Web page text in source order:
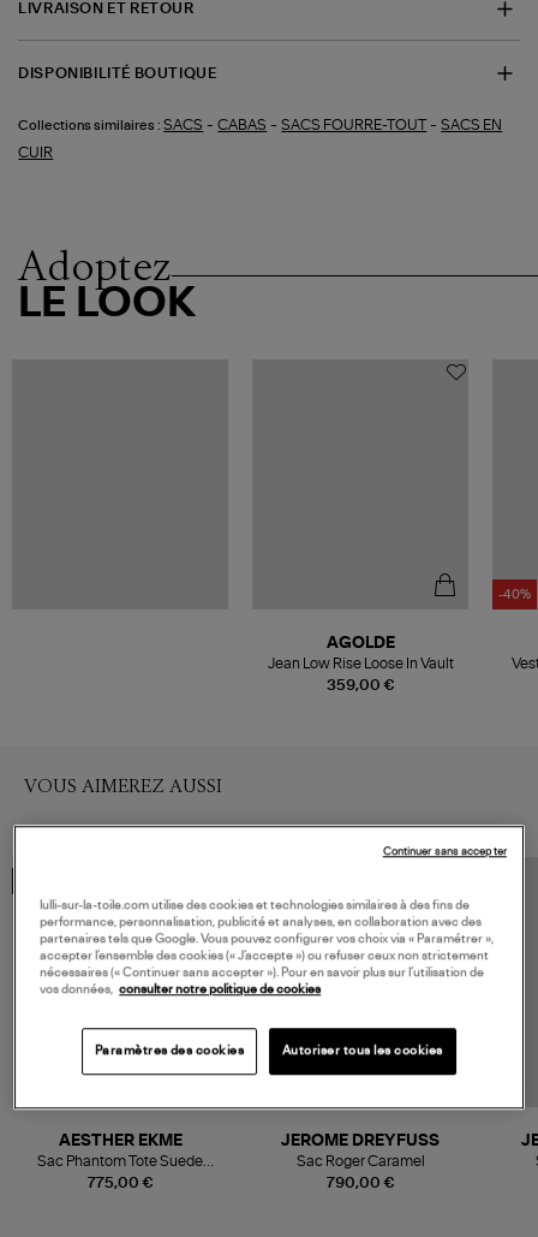
LIVRAISON ET RETOUR
DISPONIBILITÉ BOUTIQUE
Collections similaires : SACS -CABAS -SACS FOURRE-TOUT-SACS EN
CUIR
Adoptez
LE LOOK
359,00 €
AGOLDE
Jean Low Rise Loose In Vault
-40%
VOUS AIMEREZ AUSSI
775,00 €
AESTHER EKME
Sac Phantom Tote Suede
Havana
790,00 €
JEROME DREYFUSS
Sac Roger Caramel
lulli-sur-la-toile.com utilise des cookies et technologies similaires à des fins de
performance, personnalisation, publicité et analyses, en collaboration avec des
partenaires tels que Google. Vous pouvez configurer vos choix via « Paramétrer »,
accepter l’ensemble des cookies (« J’accepte ») ou refuser ceux non strictement
nécessaires (« Continuer sans accepter »). Pour en savoir plus sur l’utilisation de
vos données, consulter notre politique de cookies
Paramètres des cookies Autoriser tous les cookies
Continuer sans accepter